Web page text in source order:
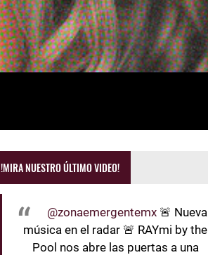
!MIRA NUESTRO ÚLTIMO VIDEO!
@zonaemergentemx 🚨 Nueva
música en el radar 🚨 RAYmi by the
Pool nos abre las puertas a una